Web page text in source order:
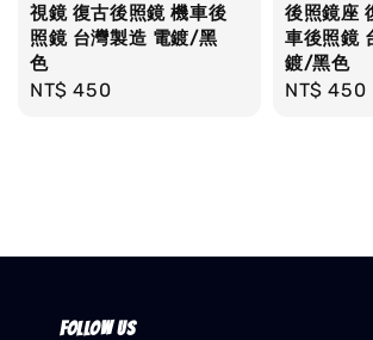
視鏡 復古後照鏡 機車後
照鏡 台灣製造 電鍍/黑
色
Regular
NT$ 450
後照鏡座
車後照鏡
鍍/黑色
Regular
NT$ 450
Follow us